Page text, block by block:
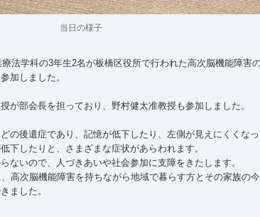
当日の様子
法学科の3年生2名が板橋区役所で行われた高次脳機能障害
加しました。
が部会長を担っており、野村健太准教授も参加しました。
の後遺症であり、記憶が低下したり、左側が見えにくくな
下したりと、さまざまな症状があらわれます。
ないので、人づきあいや社会参加に支障をきたします。
高次脳機能障害を持ちながら地域で暮らす方とその家族の
ました。